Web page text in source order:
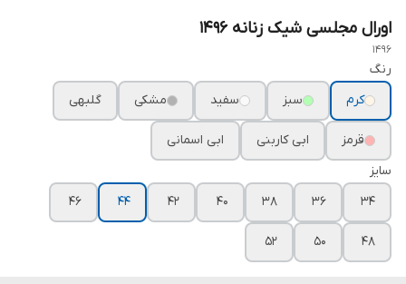
اورال مجلسی شیک زنانه ۱۴۹۶
1496
رنگ
کرم
سبز سفید مشکی گلبهی
قرمز ابی کاربنی
ابی اسمانی
سایز
۳۴
۳۶ ۳۸ ۴۰ ۴۲ ۴۴ ۴۶
۴۸ ۵۰ ۵۲